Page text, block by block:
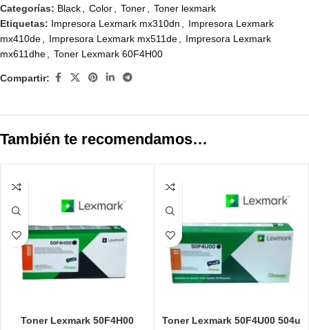
Categorías: Black, Color, Toner, Toner lexmark
Etiquetas: Impresora Lexmark mx310dn , Impresora Lexmark
mx410de, Impresora Lexmark mx511de, Impresora Lexmark
mx611dhe, Toner Lexmark 60F4H00
Compartir:
También te recomendamos…
Toner Lexmark 50F4H00
Toner Lexmark 50F4U00 504u